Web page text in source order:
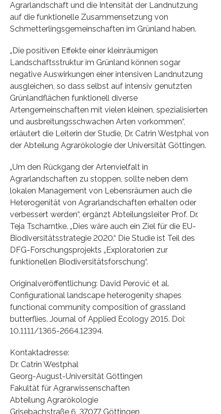
Agrarlandschaft und die Intensität der Landnutzung
auf die funktionelle Zusammensetzung von
Schmetterlingsgemeinschaften im Grünland haben.
„Die positiven Effekte einer kleinräumigen
Landschaftsstruktur im Grünland können sogar
negative Auswirkungen einer intensiven Landnutzung
ausgleichen, so dass selbst auf intensiv genutzten
Grünlandflächen funktionell diverse
Artengemeinschaften mit vielen kleinen, spezialisierten
und ausbreitungsschwachen Arten vorkommen“,
erläutert die Leiterin der Studie, Dr. Catrin Westphal von
der Abteilung Agrarökologie der Universität Göttingen.
„Um den Rückgang der Artenvielfalt in
Agrarlandschaften zu stoppen, sollte neben dem
lokalen Management von Lebensräumen auch die
Heterogenität von Agrarlandschaften erhalten oder
verbessert werden“, ergänzt Abteilungsleiter Prof. Dr.
Teja Tscharntke. „Dies wäre auch ein Ziel für die EU-
Biodiversitätsstrategie 2020.“ Die Studie ist Teil des
DFG-Forschungsprojekts „Exploratorien zur
funktionellen Biodiversitätsforschung“.
Originalveröffentlichung: David Perović et al.
Configurational landscape heterogenity shapes
functional community composition of grassland
butterflies. Journal of Applied Ecology 2015. Doi:
10.1111/1365-2664.12394.
Kontaktadresse:
Dr. Catrin Westphal
Georg-August-Universität Göttingen
Fakultät für Agrarwissenschaften
Abteilung Agrarökologie
Grisebachstraße 6, 37077 Göttingen